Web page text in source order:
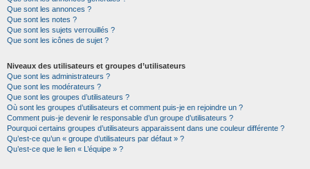
Que sont les annonces ?
Que sont les notes ?
Que sont les sujets verrouillés ?
Que sont les icônes de sujet ?
Niveaux des utilisateurs et groupes d’utilisateurs
Que sont les administrateurs ?
Que sont les modérateurs ?
Que sont les groupes d’utilisateurs ?
Où sont les groupes d’utilisateurs et comment puis-je en rejoindre un ?
Comment puis-je devenir le responsable d’un groupe d’utilisateurs ?
Pourquoi certains groupes d’utilisateurs apparaissent dans une couleur différente ?
Qu’est-ce qu’un « groupe d’utilisateurs par défaut » ?
Qu’est-ce que le lien « L’équipe » ?